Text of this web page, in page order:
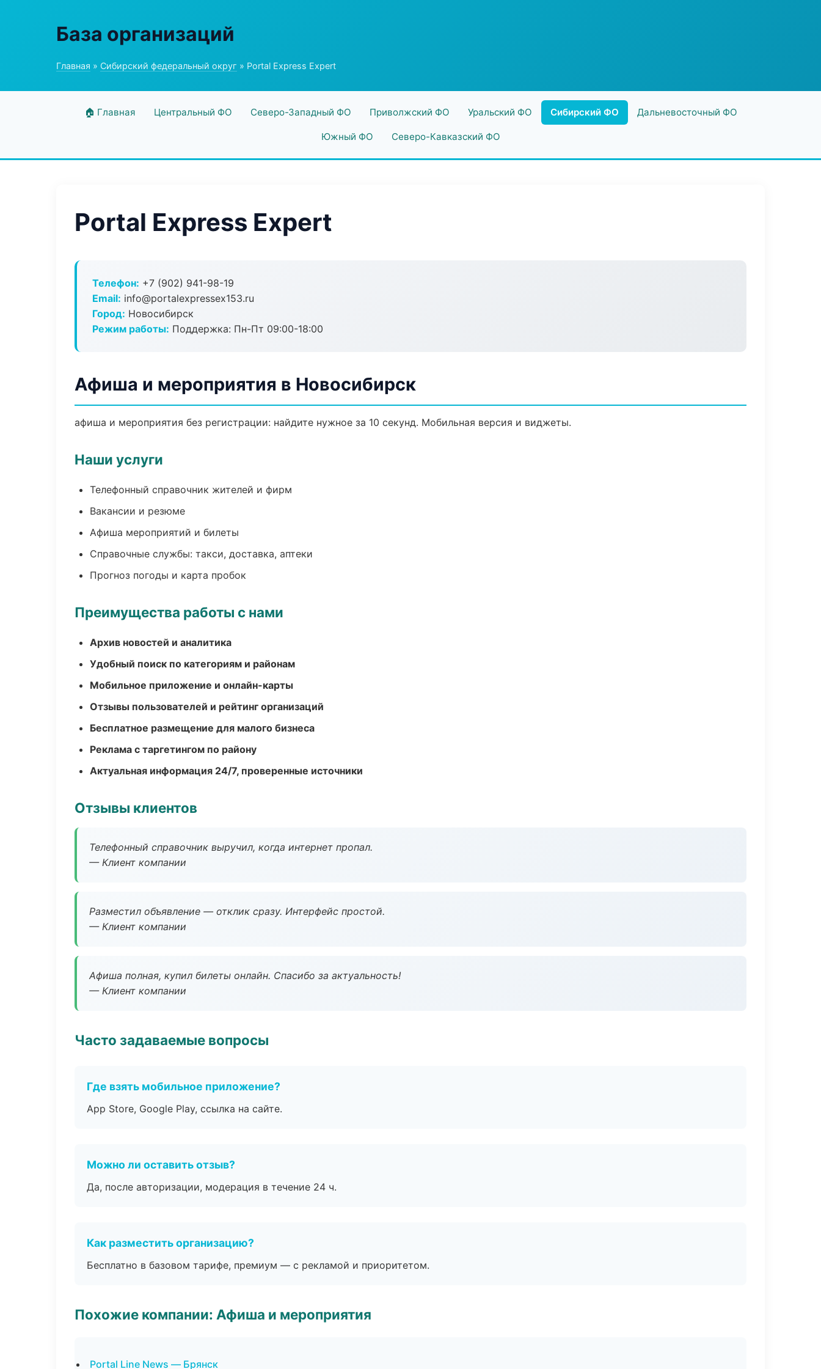
База организаций
Главная » Сибирский федеральный округ » Portal Express Expert
🏠 Главная Центральный ФО Северо-Западный ФО Приволжский ФО Уральский ФО Сибирский ФО Дальневосточный ФО
Южный ФО Северо-Кавказский ФО
Portal Express Expert
Телефон: +7 (902) 941-98-19
Email: info@portalexpressex153.ru
Город: Новосибирск
Режим работы: Поддержка: Пн-Пт 09:00-18:00
Афиша и мероприятия в Новосибирск
афиша и мероприятия без регистрации: найдите нужное за 10 секунд. Мобильная версия и виджеты.
Наши услуги
Телефонный справочник жителей и фирм
Вакансии и резюме
Афиша мероприятий и билеты
Справочные службы: такси, доставка, аптеки
Прогноз погоды и карта пробок
Преимущества работы с нами
Архив новостей и аналитика
Удобный поиск по категориям и районам
Мобильное приложение и онлайн-карты
Отзывы пользователей и рейтинг организаций
Бесплатное размещение для малого бизнеса
Реклама с таргетингом по району
Актуальная информация 24/7, проверенные источники
Отзывы клиентов
Телефонный справочник выручил, когда интернет пропал.
— Клиент компании
Разместил объявление — отклик сразу. Интерфейс простой.
— Клиент компании
Афиша полная, купил билеты онлайн. Спасибо за актуальность!
— Клиент компании
Часто задаваемые вопросы
Где взять мобильное приложение?
App Store, Google Play, ссылка на сайте.
Можно ли оставить отзыв?
Да, после авторизации, модерация в течение 24 ч.
Как разместить организацию?
Бесплатно в базовом тарифе, премиум — с рекламой и приоритетом.
Похожие компании: Афиша и мероприятия
Portal Line News — Брянск